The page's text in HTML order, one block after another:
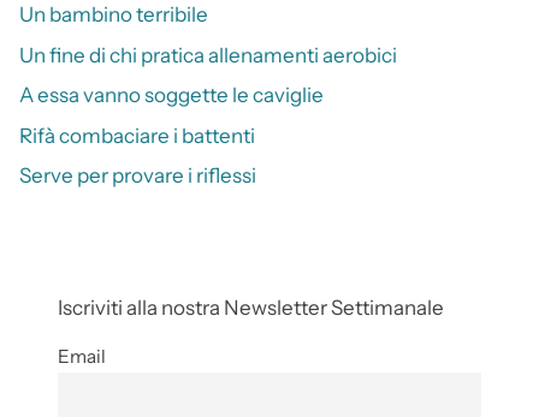
Un bambino terribile
Un fine di chi pratica allenamenti aerobici
A essa vanno soggette le caviglie
Rifà combaciare i battenti
Serve per provare i riflessi
Iscriviti alla nostra Newsletter Settimanale
Email